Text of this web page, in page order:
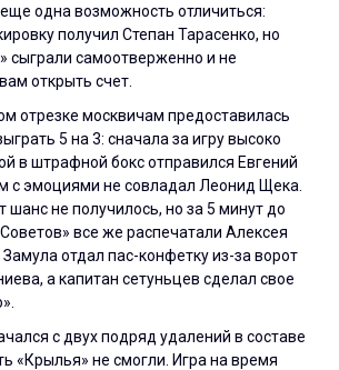
одна возможность отличиться:
получил Степан Тарасенко, но
сыграли самоотверженно и не
открыть счет.
отрезке москвичам предоставилась
5 на 3: сначала за игру высоко
в штрафной бокс отправился Евгений
с эмоциями не совладал Леонид Щека.
шанс не получилось, но за 5 минут до
все же распечатали Алексея
отдал пас-конфетку из-за ворот
а капитан сетуньцев сделал свое
с двух подряд удалений в составе
«Крылья» не смогли. Игра на время